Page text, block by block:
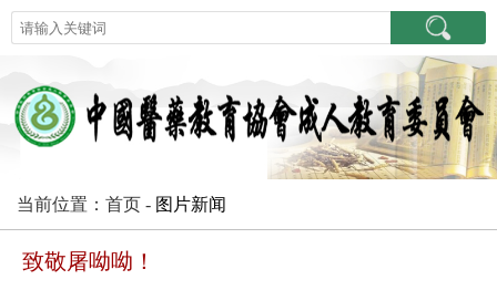
当前位置：首页 - 图片新闻
致敬屠呦呦！